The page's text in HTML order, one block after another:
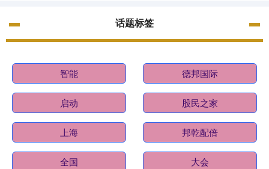
话题标签
智能 德邦国际
启动 股民之家
上海 邦乾配倍
全国 大会